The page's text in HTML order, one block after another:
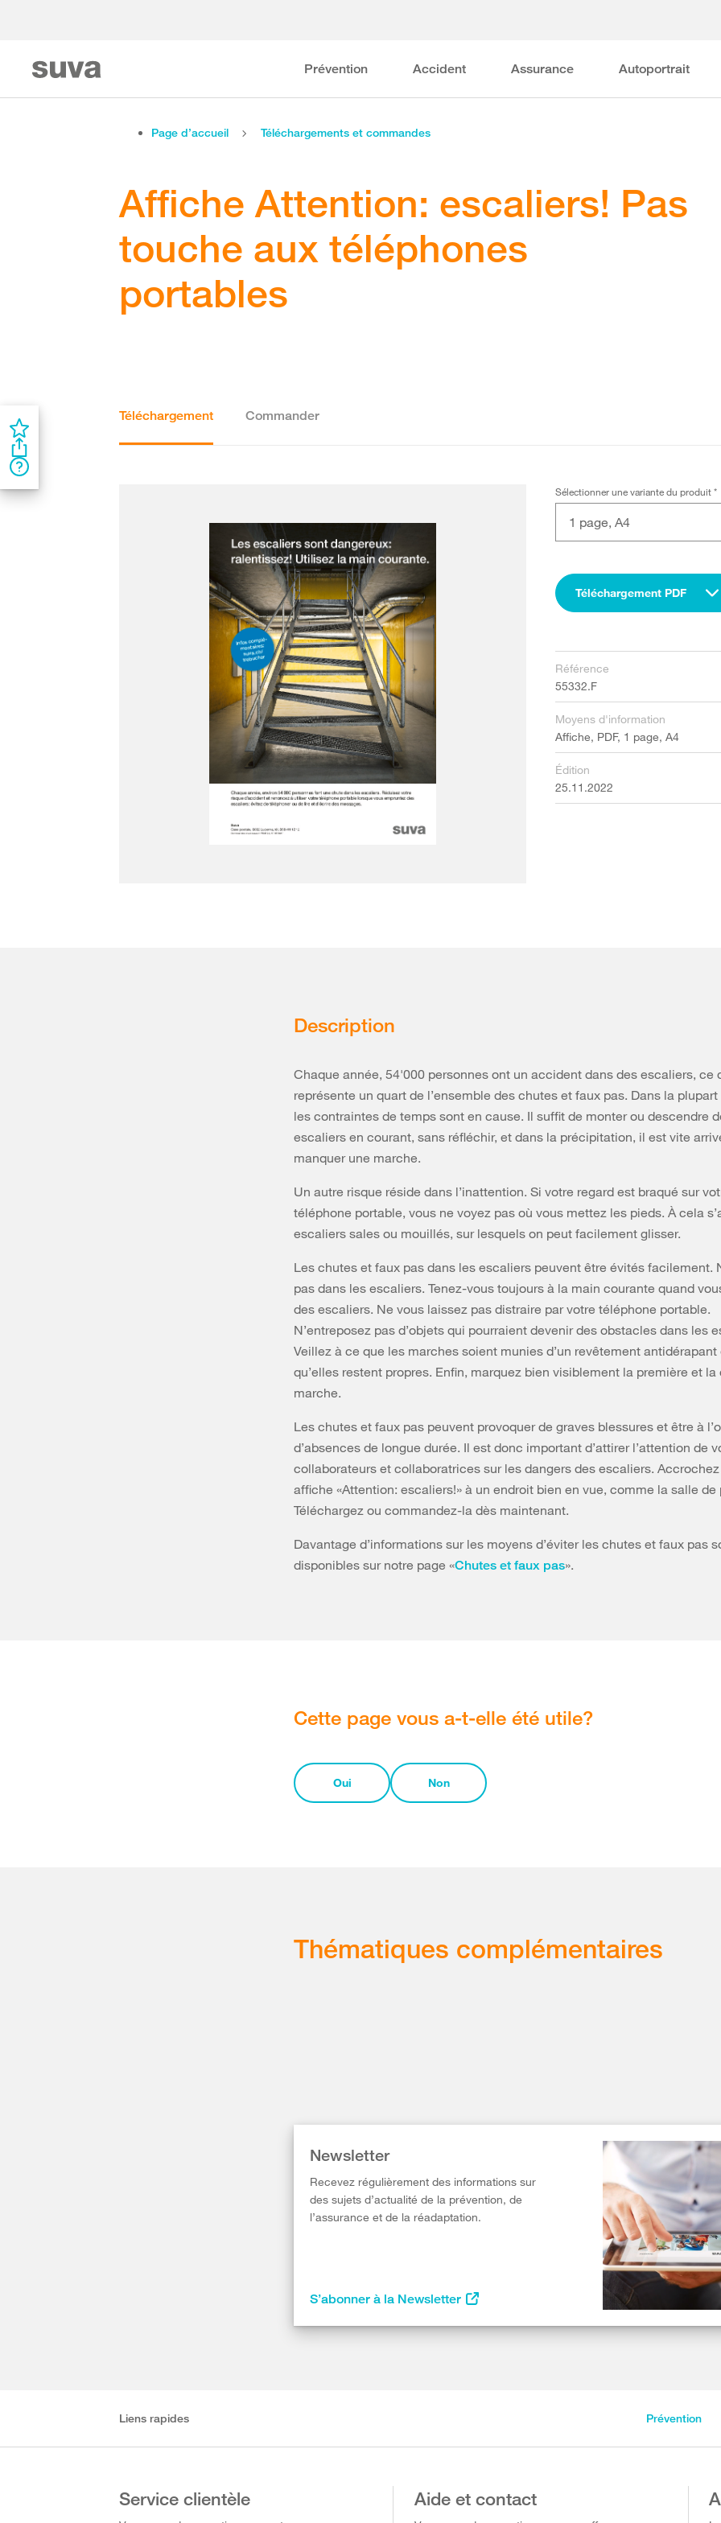
Prévention Accident Assurance Autoportrait
Page d’accueil Téléchargements et commandes
Affiche Attention: escaliers! Pas
touche aux téléphones
portables
Téléchargement Commander
Sélectionner une variante du produit*
1 page, A4
Téléchargement PDF
Référence
55332.F
Moyens d'information
Affiche, PDF, 1 page, A4
Édition
25.11.2022
Description
Chaque année, 54'000 personnes ont un accident dans des escaliers, ce
représente un quart de l’ensemble des chutes et faux pas. Dans la
les contraintes de temps sont en cause. Il suffit de monter ou descendre
escaliers en courant, sans réfléchir, et dans la précipitation, il est vite
manquer une marche.
Un autre risque réside dans l’inattention. Si votre regard est braqué sur
téléphone portable, vous ne voyez pas où vous mettez les pieds. À cela
escaliers sales ou mouillés, sur lesquels on peut facilement glisser.
Les chutes et faux pas dans les escaliers peuvent être évités facilement.
pas dans les escaliers. Tenez-vous toujours à la main courante quand
des escaliers. Ne vous laissez pas distraire par votre téléphone portable.
N’entreposez pas d’objets qui pourraient devenir des obstacles dans les
Veillez à ce que les marches soient munies d’un revêtement antidérapant
qu’elles restent propres. Enfin, marquez bien visiblement la première et la
marche.
Les chutes et faux pas peuvent provoquer de graves blessures et être à
d’absences de longue durée. Il est donc important d’attirer l’attention de
collaborateurs et collaboratrices sur les dangers des escaliers.
affiche «Attention: escaliers!» à un endroit bien en vue, comme la salle de
Téléchargez ou commandez-la dès maintenant.
Davantage d’informations sur les moyens d’éviter les chutes et faux pas
disponibles sur notre page «Chutes et faux pas».
Cette page vous a-t-elle été utile?
Oui Non
Thématiques complémentaires
Newsletter
Recevez régulièrement des informations sur
des sujets d’actualité de la prévention, de
l’assurance et de la réadaptation.
S’abonner à la Newsletter
Liens rapides Prévention
Service clientèle Aide et contact